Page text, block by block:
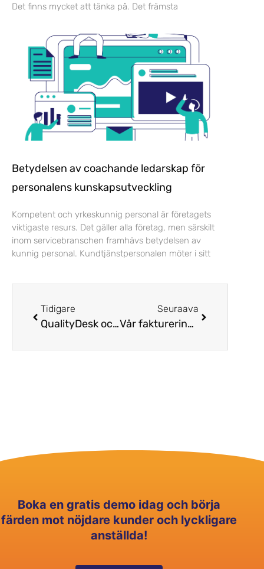
Det finns mycket att tänka på. Det främsta
Betydelsen av coachande ledarskap för
personalens kunskapsutveckling
Kompetent och yrkeskunnig personal är företagets
viktigaste resurs. Det gäller alla företag, men särskilt
inom servicebranschen framhävs betydelsen av
kunnig personal. Kundtjänstpersonalen möter i sitt
Tidigare
QualityDesk och Puzzel inleder samarbete
Seuraava
Vår faktureringsadress ändrar 1.2.2022
Boka en gratis demo idag och börja
färden mot nöjdare kunder och lyckligare
anställda!